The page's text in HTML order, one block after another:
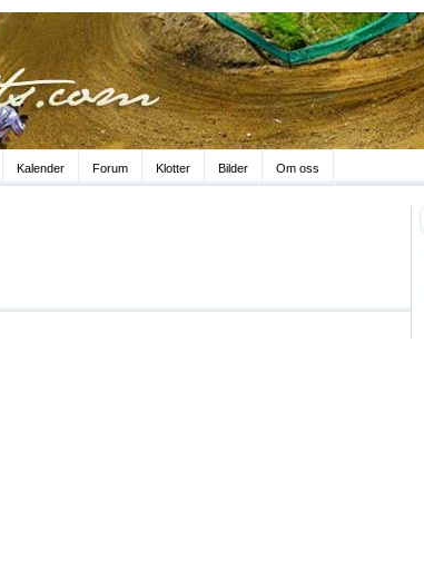
Kalender Forum Klotter Bilder Om oss